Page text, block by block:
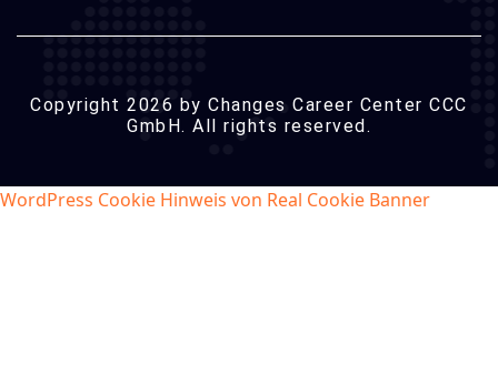
Copyright 2026 by Changes Career Center CCC
GmbH. All rights reserved.
WordPress Cookie Hinweis von Real Cookie Banner